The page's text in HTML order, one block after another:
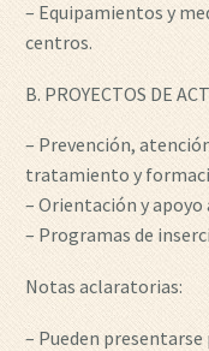
– Equipamientos y
centros.
B. PROYECTOS DE
– Prevención,
tratamiento y
– Orientación y
– Programas de
Notas aclaratorias:
– Pueden presentarse